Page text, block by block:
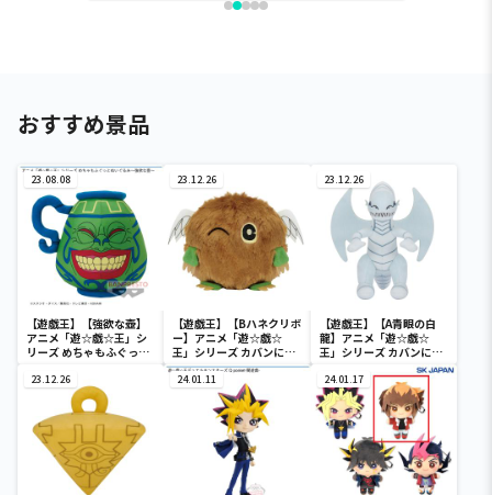
おすすめ景品
23.08.08
【遊戯王】【強欲な壺】
アニメ「遊☆戯☆王」シ
リーズ めちゃもふぐっと
23.12.26
【遊戯王】【Bハネクリボ
ー】アニメ「遊☆戯☆
王」シリーズ カバンに付
けられるぬいぐるみvol.3
23.12.26
【遊戯王】【A青眼の白
龍】アニメ「遊☆戯☆
王」シリーズ カバンに付
けられるぬいぐるみvol.3
23.12.26 24.01.11 24.01.17